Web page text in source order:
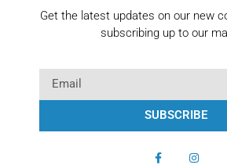
Get the latest updates on our new
subscribing up to our
SUBSCRIBE